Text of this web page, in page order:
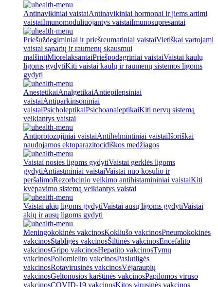
Antinavikiniai vaistaiAntinavikiniai hormonai ir jiems artimi
vaistaiImunomoduliuojantys vaistaiImunosupresantai
Priešuždegiminiai ir priešreumatiniai vaistaiVietiškai vartojami
vaistai sąnarių ir raumenų skausmui
malšintiMiorelaksantaiPriešpodagriniai vaistaiVaistai kaulų
ligoms gydytiKiti vaistai kaulų ir raumenų sistemos ligoms
gydyti
AnestetikaiAnalgetikaiAntiepilepsiniai
vaistaiAntiparkinsoniniai
vaistaiPsicholeptikaiPsichoanaleptikaiKiti nervų sistemą
veikiantys vaistai
Antiprotozojiniai vaistaiAntihelmintiniai vaistaiIšoriškai
naudojamos ektoparazitocidiškos medžiagos
Vaistai nosies ligoms gydytiVaistai gerklės ligoms
gydytiAntiastminiai vaistaiVaistai nuo kosulio ir
peršalimoRezorbcinio veikimo antihistamininiai vaistaiKiti
kvėpavimo sistemą veikiantys vaistai
Vaistai akių ligoms gydytiVaistai ausų ligoms gydytiVaistai
akių ir ausų ligoms gydyti
Meningokokinės vakcinosKokliušo vakcinosPneumokokinės
vakcinosStabligės vakcinosŠiltinės vakcinosEncefalito
vakcinosGripo vakcinosHepatito vakcinosTymų
vakcinosPoliomielito vakcinosPasiutligės
vakcinosRotavirusinės vakcinosVėjaraupių
vakcinosGeltonosios karštinės vakcinosPapilomos viruso
vakcinosCOVID-19 vakcinosKitos virusinės vakcinos